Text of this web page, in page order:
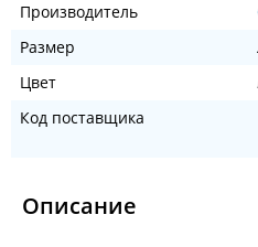
Производитель
Размер
Цвет
Код поставщика
Описание